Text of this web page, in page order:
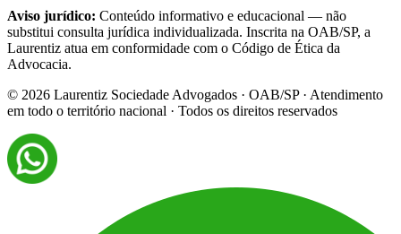
Aviso jurídico: Conteúdo informativo e educacional — não
substitui consulta jurídica individualizada. Inscrita na OAB/SP, a
Laurentiz atua em conformidade com o Código de Ética da
Advocacia.
© 2026 Laurentiz Sociedade Advogados · OAB/SP · Atendimento
em todo o território nacional · Todos os direitos reservados